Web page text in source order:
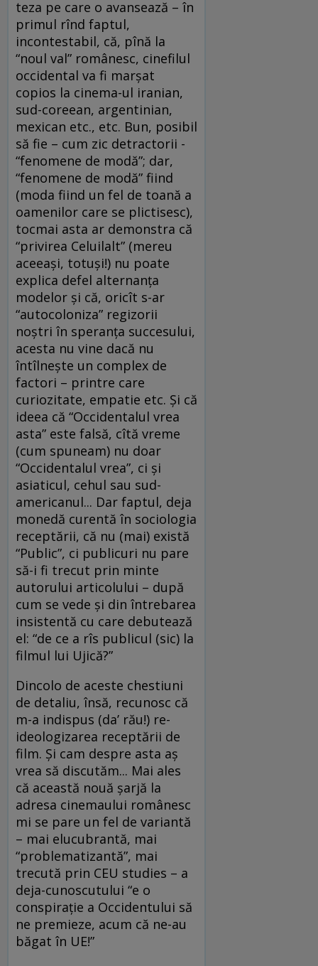
teza pe care o avansează – în
primul rînd faptul,
incontestabil, că, pînă la
“noul val” românesc, cinefilul
occidental va fi marşat
copios la cinema-ul iranian,
sud-coreean, argentinian,
mexican etc., etc. Bun, posibil
să fie – cum zic detractorii -
“fenomene de modă”; dar,
“fenomene de modă” fiind
(moda fiind un fel de toană a
oamenilor care se plictisesc),
tocmai asta ar demonstra că
“privirea Celuilalt” (mereu
aceeaşi, totuşi!) nu poate
explica defel alternanţa
modelor şi că, oricît s-ar
“autocoloniza” regizorii
noştri în speranţa succesului,
acesta nu vine dacă nu
întîlneşte un complex de
factori – printre care
curiozitate, empatie etc. Şi că
ideea că “Occidentalul vrea
asta” este falsă, cîtă vreme
(cum spuneam) nu doar
“Occidentalul vrea”, ci şi
asiaticul, cehul sau sud-
americanul... Dar faptul, deja
monedă curentă în sociologia
receptării, că nu (mai) există
“Public”, ci publicuri nu pare
să-i fi trecut prin minte
autorului articolului – după
cum se vede şi din întrebarea
insistentă cu care debutează
el: “de ce a rîs publicul (sic) la
filmul lui Ujică?”
Dincolo de aceste chestiuni
de detaliu, însă, recunosc că
m-a indispus (da’ rău!) re-
ideologizarea receptării de
film. Şi cam despre asta aş
vrea să discutăm... Mai ales
că această nouă şarjă la
adresa cinemaului românesc
mi se pare un fel de variantă
– mai elucubrantă, mai
“problematizantă”, mai
trecută prin CEU studies – a
deja-cunoscutului “e o
conspiraţie a Occidentului să
ne premieze, acum că ne-au
băgat în UE!”